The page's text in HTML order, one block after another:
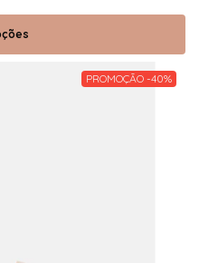
PROMOÇÃO -40%